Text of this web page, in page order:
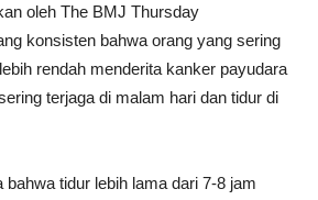
oleh The BMJ Thursday
konsisten bahwa orang yang sering
rendah menderita kanker payudara
terjaga di malam hari dan tidur di
bahwa tidur lebih lama dari 7-8 jam